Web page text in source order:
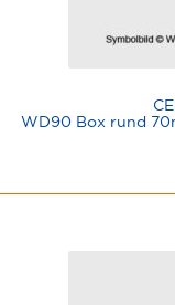
WD90 Box rund